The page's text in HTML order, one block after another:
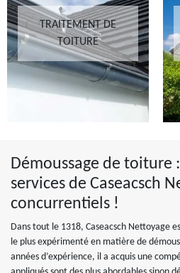
TRAITEMENT DE
TOITURE
Démoussage de toiture
services de Caseacsch
concurrentiels !
Dans tout le 1318, Caseacsch Nettoyage
le plus expérimenté en matière de
années d’expérience, il a acquis une